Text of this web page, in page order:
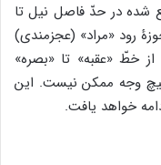
شده در حدّ فاصل نیل تا
تا کرانه‌های حوزۀ رود «مراد» (عجزمندی)
خطّ «عقبه» تا «بصره»
وجه ممکن نیست. این
خواهد یافت.